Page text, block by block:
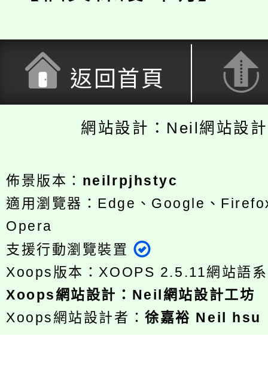
返回首頁
網站設計：Neil網站設
佈景版本： neilrpjhstyc
適用瀏覽器：Edge、Google、
Opera
支援行動瀏覽裝置
Xoops版本：XOOPS 2.5.11網站語
Xoops網站設計 ： Neil網站設計工坊
Xoops網站設計者：徐嘉裕 Neil hsu